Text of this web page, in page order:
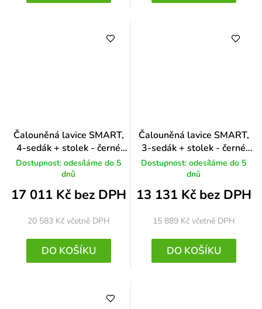
Čalouněná lavice SMART,
4-sedák + stolek - černé
nohy, černá
Dostupnost: odesíláme do 5
dnů
17 011 Kč bez DPH
20 583 Kč včetně DPH
DO KOŠÍKU
Čalouněná lavice SMART,
3-sedák + stolek - černé
nohy, oranžová
Dostupnost: odesíláme do 5
dnů
13 131 Kč bez DPH
15 889 Kč včetně DPH
DO KOŠÍKU